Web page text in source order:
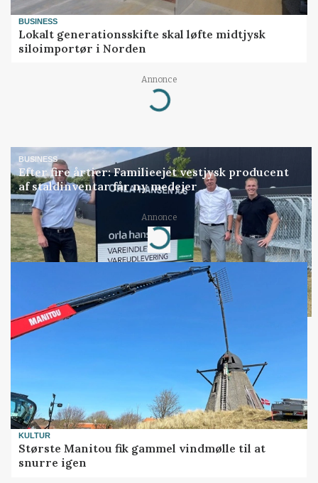
BUSINESS
Lokalt generationsskifte skal løfte midtjysk
siloimportør i Norden
Annonce
Loading...
BUSINESS
Efter fire årtier: Familieejet vestjysk producent
af staldinventar får ny medejer
Annonce
Loading...
KULTUR
Største Manitou fik gammel vindmølle til at
snurre igen